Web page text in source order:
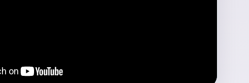
Đôi nét về Trường Cao đẳng Sài Gòn Gia Định